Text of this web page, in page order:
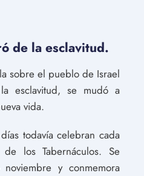
de la esclavitud.
sobre el pueblo de Israel
esclavitud, se mudó a
vida.
todavía celebran cada
los Tabernáculos. Se
y conmemora